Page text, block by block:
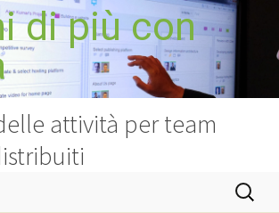
di più con
attività per team
Ricerca
per: